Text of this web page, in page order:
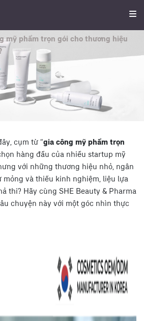
mỹ phẩm trọn gói cho thương hiệu
cụm từ “gia công mỹ phẩm trọn
hàng đầu của nhiều startup mỹ
với những thương hiệu nhỏ, ngân
mỏng và thiếu kinh nghiệm, liệu lựa
thi? Hãy cùng SHE Beauty & Pharma
chuyện này với một góc nhìn thực